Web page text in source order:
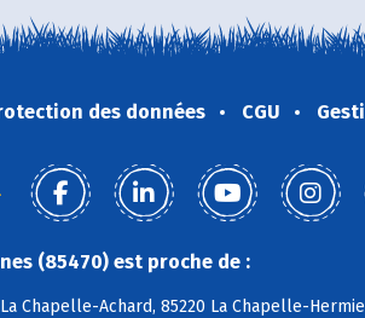
des données CGU
(85470) est proche de :
Chapelle-Achard, 85220 La Chapelle-